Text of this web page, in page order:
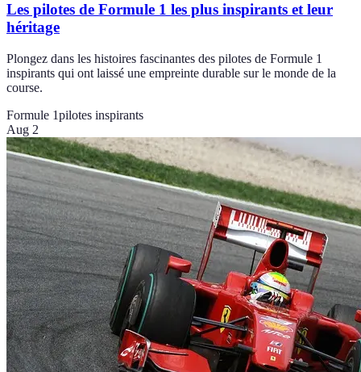
Les pilotes de Formule 1 les plus inspirants et leur
héritage
Plongez dans les histoires fascinantes des pilotes de Formule 1
inspirants qui ont laissé une empreinte durable sur le monde de la
course.
Formule 1pilotes inspirants
Aug 2